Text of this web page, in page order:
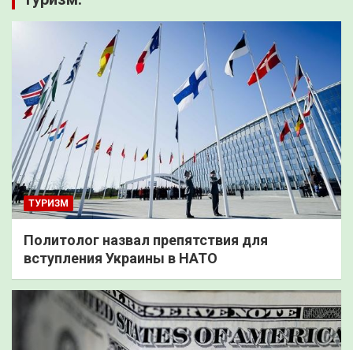
ТУРИЗМ
Политолог назвал препятствия для
вступления Украины в НАТО